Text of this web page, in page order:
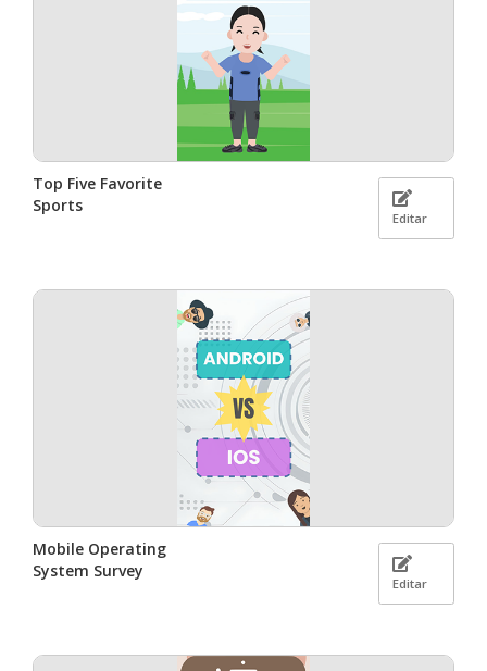
Top Five Favorite
Sports
Editar
Mobile Operating
System Survey
Editar